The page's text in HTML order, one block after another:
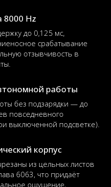
8000 Hz
до 0,125 мс,
срабатывание
отзывчивость в
работы
без подзарядки — до
повседневного
выключенной подсветке).
корпус
из цельных листов
6063, что придаёт
ощущение,